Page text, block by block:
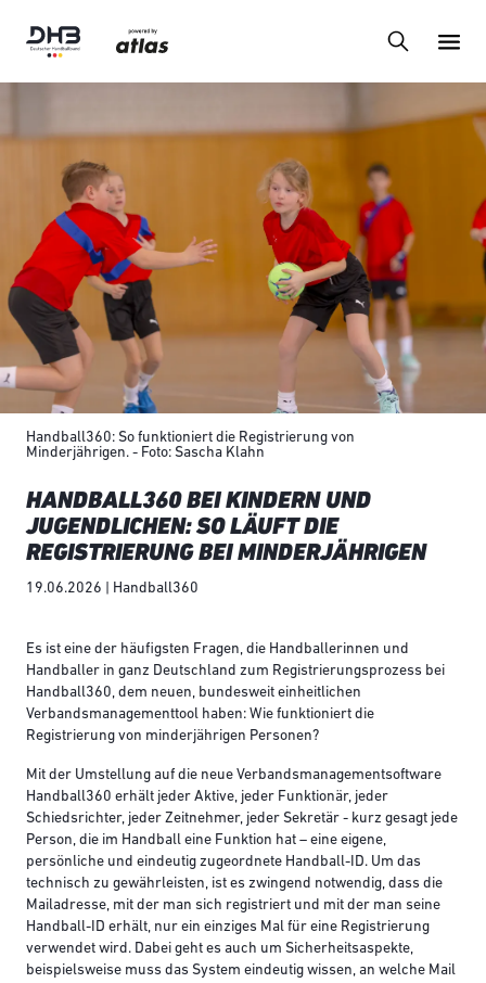
Handball360: So funktioniert die Registrierung von
Minderjährigen. - Foto: Sascha Klahn
HANDBALL360 BEI KINDERN UND
JUGENDLICHEN: SO LÄUFT DIE
REGISTRIERUNG BEI MINDERJÄHRIGEN
19.06.2026 | Handball360
Es ist eine der häufigsten Fragen, die Handballerinnen und
Handballer in ganz Deutschland zum Registrierungsprozess bei
Handball360, dem neuen, bundesweit einheitlichen
Verbandsmanagementtool haben: Wie funktioniert die
Registrierung von minderjährigen Personen?
Mit der Umstellung auf die neue Verbandsmanagementsoftware
Handball360 erhält jeder Aktive, jeder Funktionär, jeder
Schiedsrichter, jeder Zeitnehmer, jeder Sekretär - kurz gesagt jede
Person, die im Handball eine Funktion hat – eine eigene,
persönliche und eindeutig zugeordnete Handball-ID. Um das
technisch zu gewährleisten, ist es zwingend notwendig, dass die
Mailadresse, mit der man sich registriert und mit der man seine
Handball-ID erhält, nur ein einziges Mal für eine Registrierung
verwendet wird. Dabei geht es auch um Sicherheitsaspekte,
beispielsweise muss das System eindeutig wissen, an welche Mail